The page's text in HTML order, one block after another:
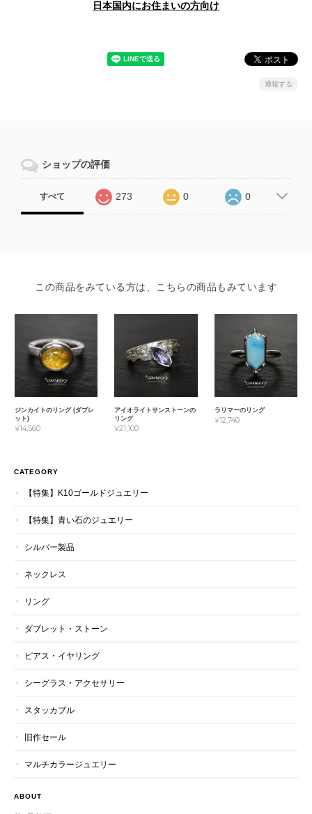
日本国内にお住まいの方向け
通報する
ショップの評価
すべて 273 0 0
この商品をみている方は、こちらの商品もみています
ジンカイトのリング (ダブレ
ット)
¥14,560
アイオライトサンストーンの
リング
¥21,100
ラリマーのリング
¥12,740
CATEGORY
【特集】K10ゴールドジュエリー
【特集】青い石のジュエリー
シルバー製品
ネックレス
リング
ダブレット・ストーン
ピアス・イヤリング
シーグラス・アクセサリー
スタッカブル
旧作セール
マルチカラージュエリー
ABOUT